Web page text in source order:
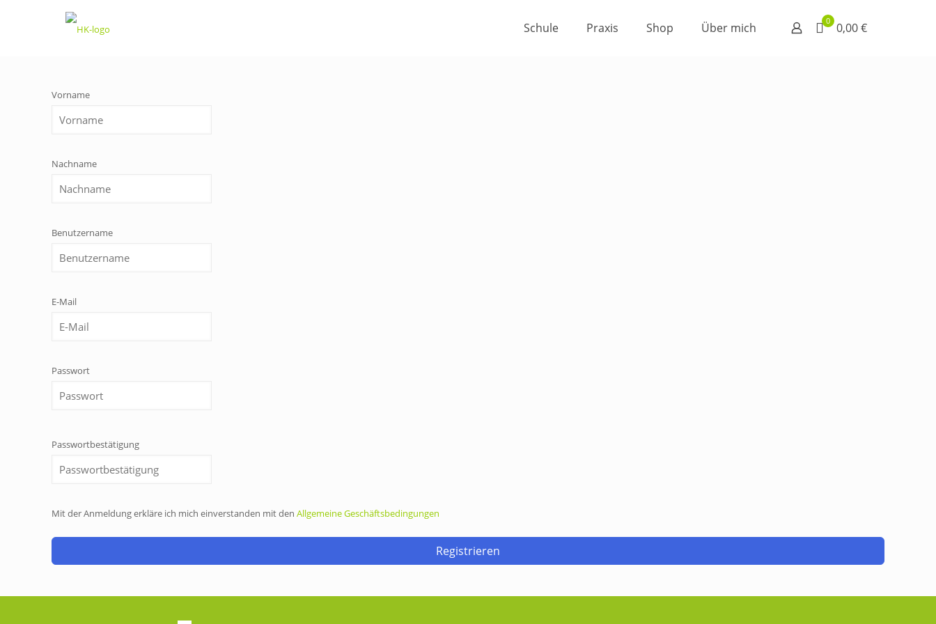
Schule Praxis Shop Über mich 0 0,00 €
Vorname
Nachname
Benutzername
E-Mail
Passwort
Passwortbestätigung
Mit der Anmeldung erkläre ich mich einverstanden mit denAllgemeine Geschäftsbedingungen
Registrieren